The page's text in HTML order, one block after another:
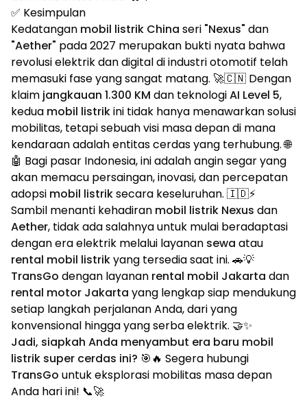
✅ Kesimpulan
Kedatangan mobil listrik China seri "Nexus" dan
"Aether" pada 2027 merupakan bukti nyata bahwa
revolusi elektrik dan digital di industri otomotif telah
memasuki fase yang sangat matang. 🚀🇨🇳 Dengan
klaim jangkauan 1.300 KM dan teknologiAI Level 5,
kedua mobil listrikini tidak hanya menawarkan solusi
mobilitas, tetapi sebuah visi masa depan di mana
kendaraan adalah entitas cerdas yang terhubung. 🌐
🤖 Bagi pasar Indonesia, ini adalah angin segar yang
akan memacu persaingan, inovasi, dan percepatan
adopsi mobil listriksecara keseluruhan. 🇮🇩⚡
Sambil menanti kehadiran mobil listrik Nexus dan
Aether, tidak ada salahnya untuk mulai beradaptasi
dengan era elektrik melalui layanan sewa atau
rental mobil listrikyang tersedia saat ini. 🚗💡
TransGo dengan layanan rental mobil Jakarta dan
rental motor Jakarta yang lengkap siap mendukung
setiap langkah perjalanan Anda, dari yang
konvensional hingga yang serba elektrik. 🤝✨
Jadi, siapkah Anda menyambut era baru mobil
listrik super cerdas ini? 🎯🔥 Segera hubungi
TransGo untuk eksplorasi mobilitas masa depan
Anda hari ini! 📞🚀